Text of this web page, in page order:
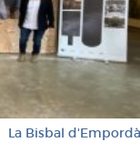
La Bisbal d'Empordà